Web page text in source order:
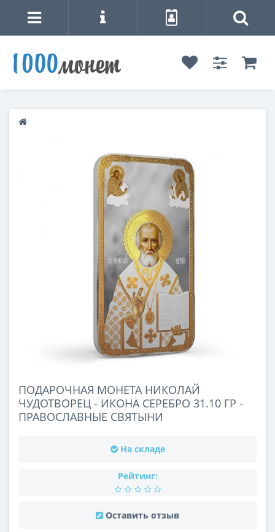
ПОДАРОЧНАЯ МОНЕТА НИКОЛАЙ
ЧУДОТВОРЕЦ - ИКОНА СЕРЕБРО 31.10 ГР -
ПРАВОСЛАВНЫЕ СВЯТЫНИ
На складе
Рейтинг:
Оставить отзыв